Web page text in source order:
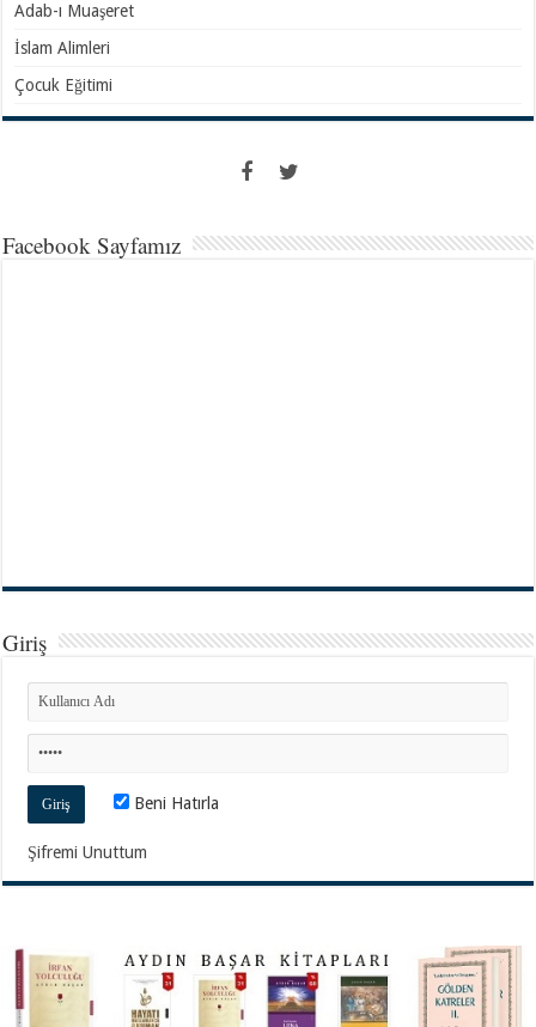
Adab-ı Muaşeret
İslam Alimleri
Çocuk Eğitimi
Facebook Sayfamız
Giriş
Beni Hatırla
Şifremi Unuttum